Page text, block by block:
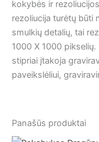
kokybės ir
rezoliucija turėtų būti
smulkių detalių, tai
1000 X 1000
stipriai įtakoja
paveikslėliui,
Panašūs produktai